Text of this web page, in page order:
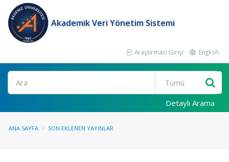
Akademik Veri Yönetim Sistemi
Araştırmacı Girişi English
Ara
Detaylı Arama
ANA SAYFA SON EKLENEN YAYINLAR